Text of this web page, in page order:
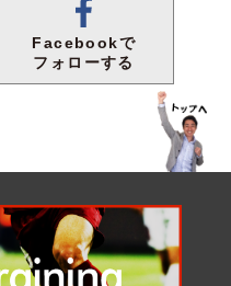
Facebookで
フォローする